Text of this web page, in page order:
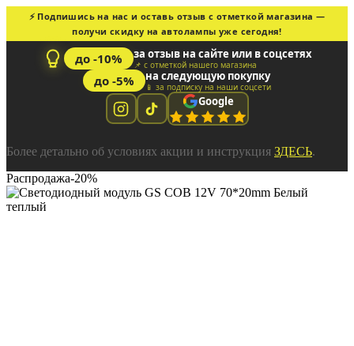
⚡ Подпишись на нас и оставь отзыв с отметкой магазина —
получи скидку на автолампы уже сегодня!
до -10% за отзыв на сайте или в соцсетях
📌 с отметкой нашего магазина
до -5% на следующую покупку
📱 за подписку на наши соцсети
Google
Более детально об условиях акции и инструкция ЗДЕСЬ.
Распродажа-20%